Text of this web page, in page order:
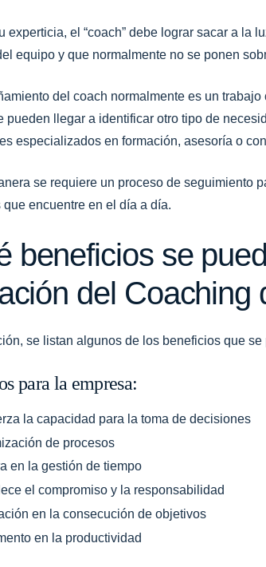
experticia, el “coach” debe lograr sacar a la
equipo y que normalmente no se ponen
del coach normalmente es un
pueden llegar a identificar otro tipo de
especializados en formación, asesoría o
se requiere un proceso de seguimiento
encuentre en el día a día.
beneficios se
del Coaching
se listan algunos de los beneficios que se
para la empresa:
la capacidad para la toma de decisiones
de procesos
en la gestión de tiempo
el compromiso y la responsabilidad
en la consecución de objetivos
en la productividad